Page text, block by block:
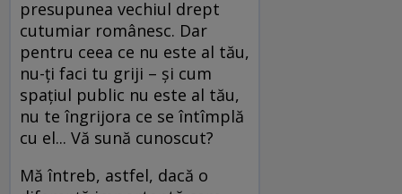
presupunea vechiul drept
cutumiar românesc. Dar
pentru ceea ce nu este al tău,
nu-ți faci tu griji – și cum
spațiul public nu este al tău,
nu te îngrijora ce se întîmplă
cu el... Vă sună cunoscut?
Mă întreb, astfel, dacă o